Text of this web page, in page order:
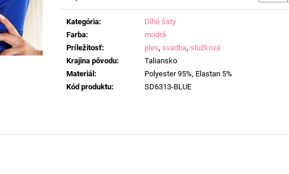
Jednotková
cena:
Kategória:
Dlhé šaty
Farba:
modrá
Príležitosť: ples, svadba, stužková
Krajina pôvodu:
Taliansko
Materiál:
Polyester 95%, Elastan 5%
Kód produktu: SD6313-BLUE